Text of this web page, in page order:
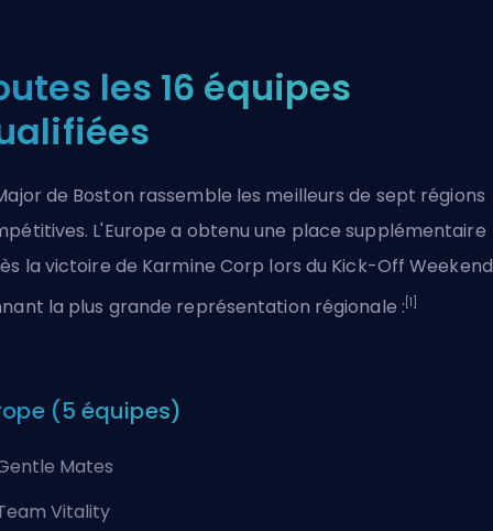
les 16 équipes
de Boston rassemble les meilleurs de sept régions
L'Europe a obtenu une place supplémentaire
la victoire de Karmine Corp lors du Kick-Off
la plus grande représentation régionale : [1]
(5 équipes)
Mates
Vitality